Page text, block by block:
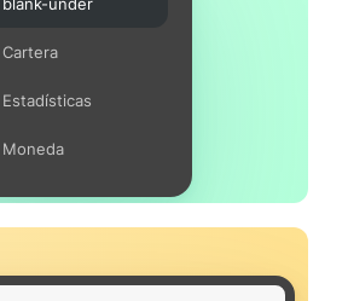
blank-under
Cartera
Estadísticas
Moneda